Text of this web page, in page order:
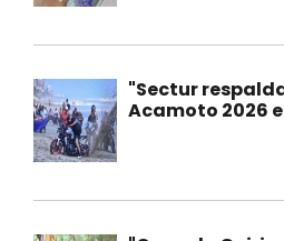
"Sectur
Acamoto 2026